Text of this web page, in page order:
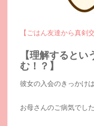
【ごはん友達から真剣
【理解すると
む！？】
彼女の入会のきっかけ
お母さんのご病気でし